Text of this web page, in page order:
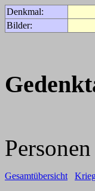
Denkmal:
Bilder:
Gesamtübersicht